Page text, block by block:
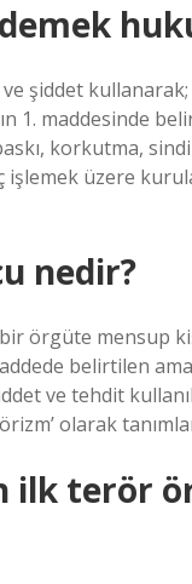
şiddet
1. maddesinde
korkutma,
işlemek üzere
nedir?
örgüte mensup
belirtilen
ve tehdit
olarak
ilk terör